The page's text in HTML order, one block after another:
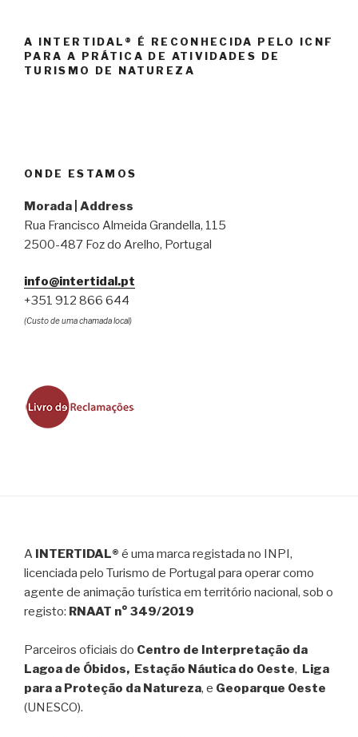
A INTERTIDAL® É RECONHECIDA PELO ICNF
PARA A PRÁTICA DE ATIVIDADES DE
TURISMO DE NATUREZA
ONDE ESTAMOS
Morada | Address
Rua Francisco Almeida Grandella, 115
2500-487 Foz do Arelho, Portugal
info@intertidal.pt
+351 912 866 644
(Custo de uma chamada local)
A INTERTIDAL® é uma marca registada no INPI,
licenciada pelo Turismo de Portugal para operar como
agente de animação turística em território nacional, sob o
registo: RNAAT n° 349/2019
Parceiros oficiais do Centro de Interpretação da
Lagoa de Óbidos, Estação Náutica do Oeste, Liga
para a Proteção da Natureza, e Geoparque Oeste
(UNESCO).